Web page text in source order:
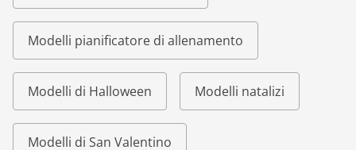
Modelli pianificatore di allenamento
Modelli di Halloween Modelli natalizi
Modelli di San Valentino